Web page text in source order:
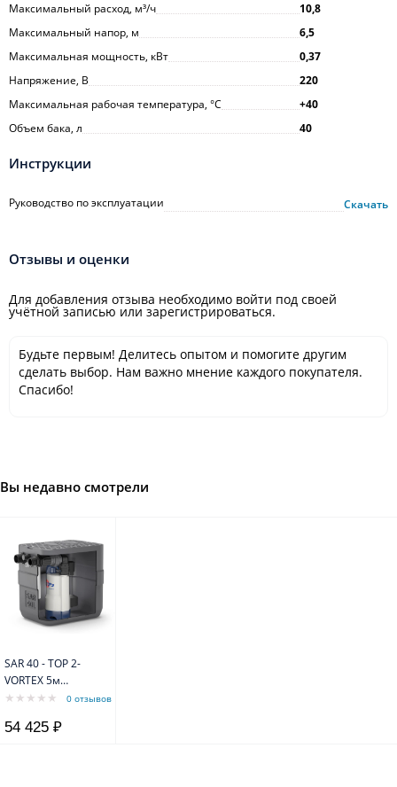
Максимальный расход, м³/ч
10,8
Максимальный напор, м
6,5
Максимальная мощность, кВт
0,37
Напряжение, В
220
Максимальная рабочая температура, °С
+40
Объем бака, л
40
Инструкции
Руководство по эксплуатации Скачать
Отзывы и оценки
Для добавления отзыва необходимо войти под своей
учётной записью или зарегистрироваться.
Будьте первым! Делитесь опытом и помогите другим
сделать выбор. Нам важно мнение каждого покупателя.
Спасибо!
Вы недавно смотрели
SAR 40 - TOP 2-
VORTEX 5м
станция для
сточных вод (для
0 отзывов
54 425 ₽